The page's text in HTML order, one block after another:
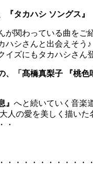
『タカハシ ソングス』
が関わっている曲をご
ハシさんと出会えそう♪
イズにもタカハシさん
、「髙橋真梨子 『桃色
』 へと続いていく音楽
人の愛を美しく描いた
・
・・・・・・・・・・・